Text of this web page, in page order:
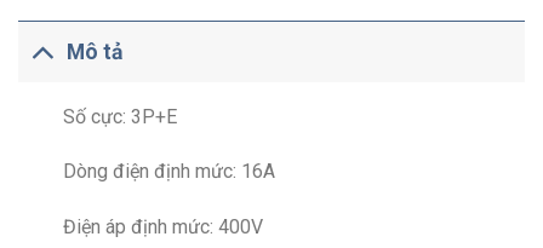
Mô tả
Số cực: 3P+E
Dòng điện định mức: 16A
Điện áp định mức: 400V